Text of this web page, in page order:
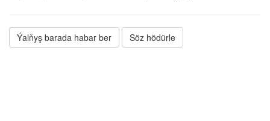
Ýalňyş barada habar ber Söz hödürle